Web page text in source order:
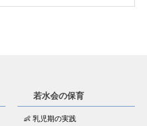
若水会の保育
👶 乳児期の実践